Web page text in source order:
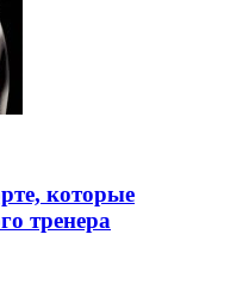
которые
тренера